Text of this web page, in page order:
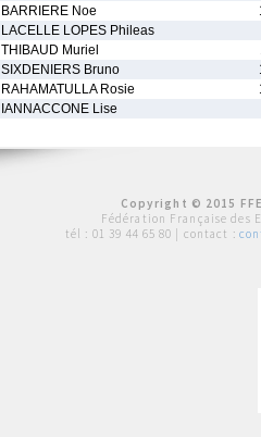
BARRIERE Noe
LACELLE LOPES Phileas
THIBAUD Muriel
SIXDENIERS Bruno
RAHAMATULLA Rosie
IANNACCONE Lise
Copyright © 2015
Fédération Française des
tél : 01 39 44 65 80 | contact :